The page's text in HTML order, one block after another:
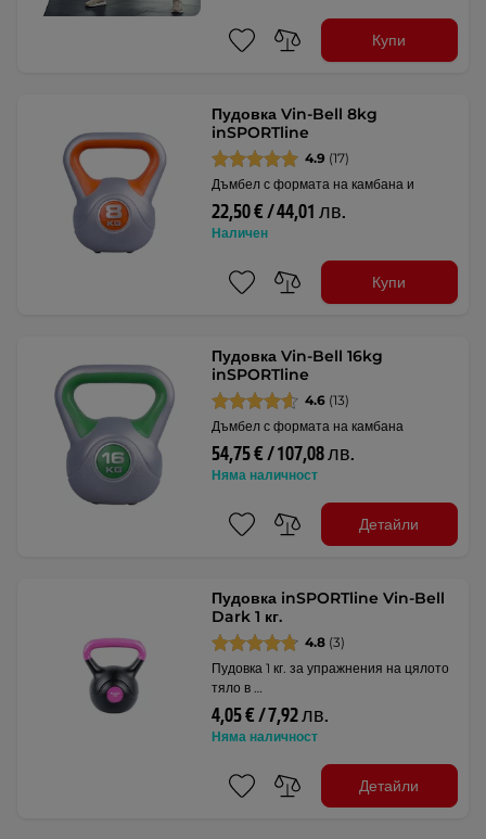
Купи
Пудовка Vin-Bell 8kg
inSPORTline
4.9 (17)
Дъмбел с формата на камбана и
22,50 € / 44,01 лв.
Наличен
Купи
Пудовка Vin-Bell 16kg
inSPORTline
4.6 (13)
Дъмбел с формата на камбана
54,75 € / 107,08 лв.
Няма наличност
Детайли
Пудовка inSPORTline Vin-Bell
Dark 1 кг.
4.8 (3)
Пудовка 1 кг. за упражнения на цялото
тяло в …
4,05 € / 7,92 лв.
Няма наличност
Детайли